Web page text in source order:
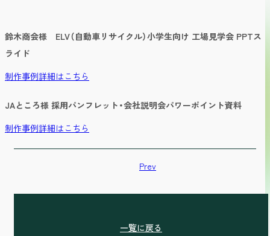
鈴木商会様 ELV（自動車リサイクル）小学生向け 工場見学会 PPTス
ライド
制作事例詳細はこちら
JAところ様 採用パンフレット・会社説明会パワーポイント資料
制作事例詳細はこちら
Prev
一覧に戻る